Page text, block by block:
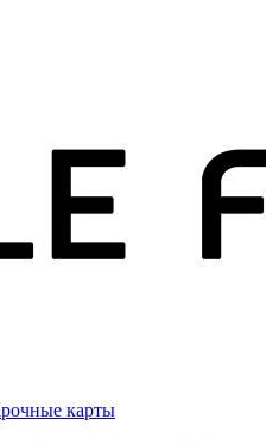
карты